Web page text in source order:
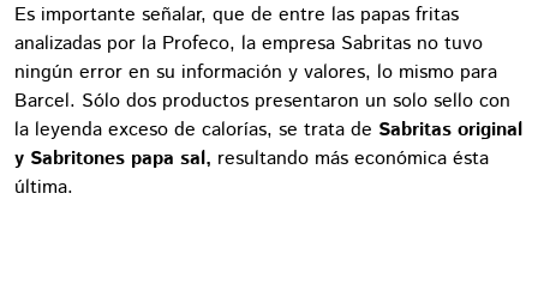
Es importante señalar, que de entre las papas fritas
analizadas por la Profeco, la empresa Sabritas no tuvo
ningún error en su información y valores, lo mismo para
Barcel. Sólo dos productos presentaron un solo sello con
la leyenda exceso de calorías, se trata de Sabritas original
y Sabritones papa sal, resultando más económica ésta
última.